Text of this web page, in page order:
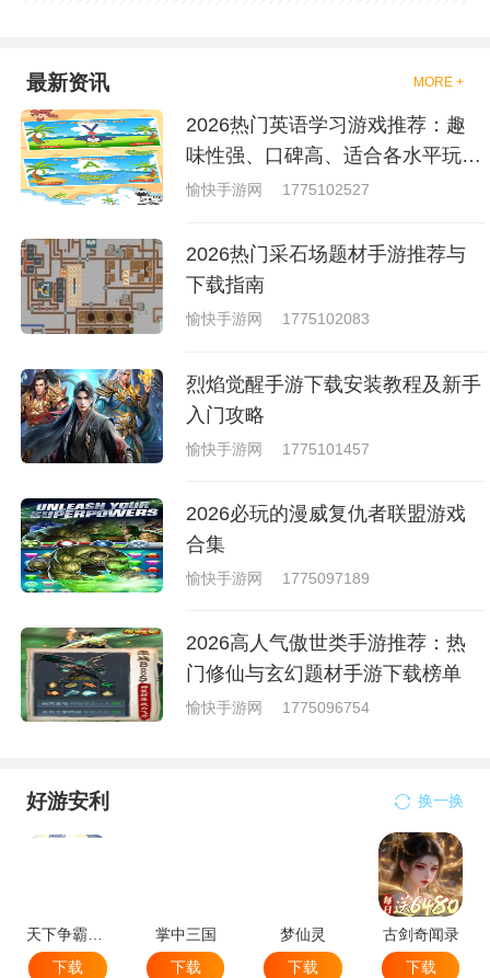
够去进行体验的，我们也是能够
就是收集了一些有意思的拳击游
戏，相信你们一定会喜欢的。
最新资讯 MORE +
2026热门英语学习游戏推荐：趣
味性强、口碑高、适合各水平玩家
的英语游戏合集
愉快手游网 1775102527
2026热门采石场题材手游推荐与
下载指南
愉快手游网 1775102083
烈焰觉醒手游下载安装教程及新手
入门攻略
愉快手游网 1775101457
2026必玩的漫威复仇者联盟游戏
合集
愉快手游网 1775097189
2026高人气傲世类手游推荐：热
门修仙与玄幻题材手游下载榜单
愉快手游网 1775096754
好游安利 换一换
天下争霸三国志
下载
掌中三国
下载
梦仙灵
下载
古剑奇闻录
下载